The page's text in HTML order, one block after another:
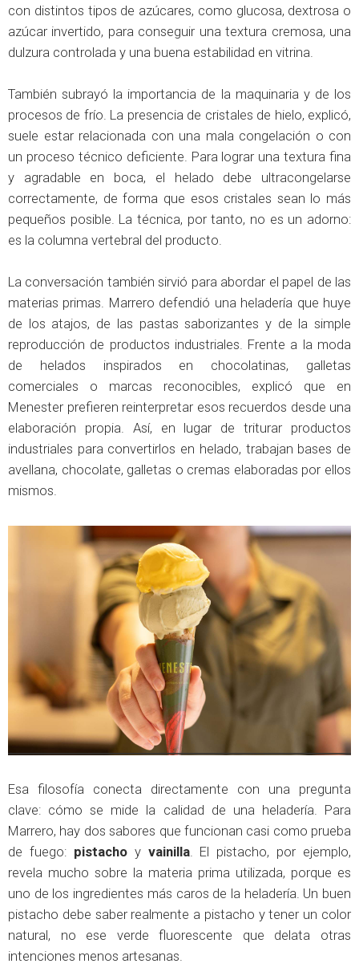
con distintos tipos de azúcares, como glucosa, dextrosa o
azúcar invertido, para conseguir una textura cremosa, una
dulzura controlada y una buena estabilidad en vitrina.
También subrayó la importancia de la maquinaria y de los
procesos de frío. La presencia de cristales de hielo, explicó,
suele estar relacionada con una mala congelación o con
un proceso técnico deficiente. Para lograr una textura fina
y agradable en boca, el helado debe ultracongelarse
correctamente, de forma que esos cristales sean lo más
pequeños posible. La técnica, por tanto, no es un adorno:
es la columna vertebral del producto.
La conversación también sirvió para abordar el papel de las
materias primas. Marrero defendió una heladería que huye
de los atajos, de las pastas saborizantes y de la simple
reproducción de productos industriales. Frente a la moda
de helados inspirados en chocolatinas, galletas
comerciales o marcas reconocibles, explicó que en
Menester prefieren reinterpretar esos recuerdos desde una
elaboración propia. Así, en lugar de triturar productos
industriales para convertirlos en helado, trabajan bases de
avellana, chocolate, galletas o cremas elaboradas por ellos
mismos.
Esa filosofía conecta directamente con una pregunta
clave: cómo se mide la calidad de una heladería. Para
Marrero, hay dos sabores que funcionan casi como prueba
de fuego: pistachoy vainilla. El pistacho, por ejemplo,
revela mucho sobre la materia prima utilizada, porque es
uno de los ingredientes más caros de la heladería. Un buen
pistacho debe saber realmente a pistacho y tener un color
natural, no ese verde fluorescente que delata otras
intenciones menos artesanas.